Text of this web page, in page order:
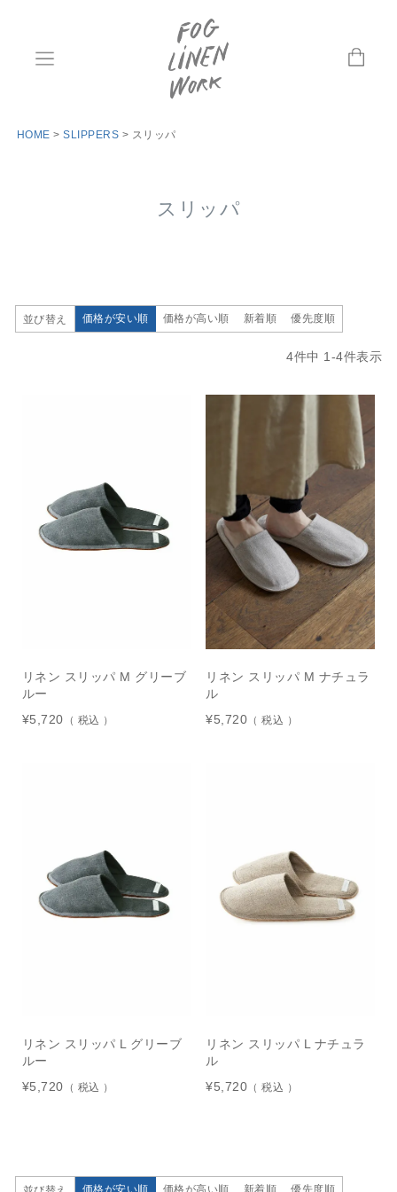
HOME SLIPPERS スリッパ
スリッパ
並び替え 価格が安い順 価格が高い順 新着順 優先度順
4件中 1-4件表示
リネン スリッパ M グリーブ
ルー
¥5,720 税込
リネン スリッパ M ナチュラ
ル
¥5,720 税込
リネン スリッパ L グリーブ
ルー
¥5,720 税込
リネン スリッパ L ナチュラ
ル
¥5,720 税込